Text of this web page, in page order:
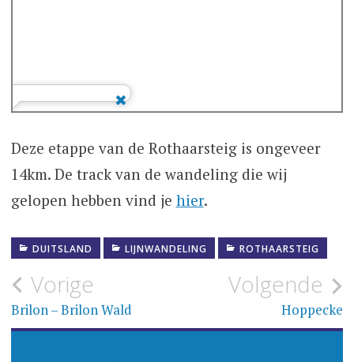
Deze etappe van de Rothaarsteig is ongeveer
14km. De track van de wandeling die wij
gelopen hebben vind je hier.
DUITSLAND LIJNWANDELING ROTHAARSTEIG
Bericht
navigatie
Vorige
Brilon – Brilon Wald
Volgende
Hoppecke